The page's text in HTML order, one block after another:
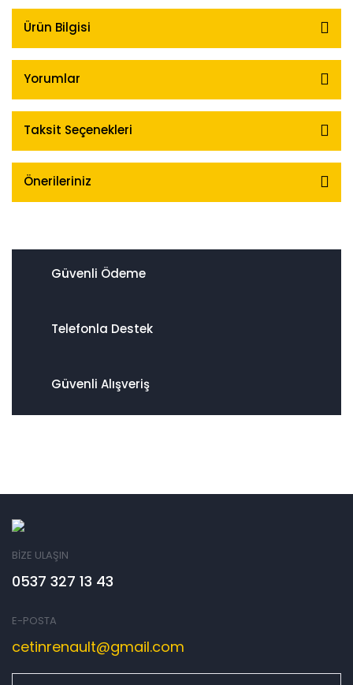
Ürün Bilgisi
Yorumlar
Taksit Seçenekleri
Önerileriniz
Güvenli Ödeme
Telefonla Destek
Güvenli Alışveriş
BİZE ULAŞIN
0537 327 13 43
E-POSTA
cetinrenault@gmail.com